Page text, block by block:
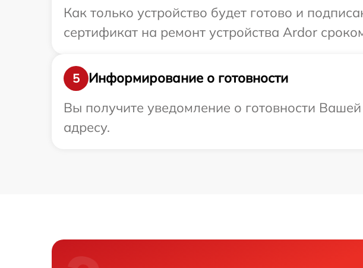
Как только устройство будет готово и
сертификат на ремонт устройства Ardor
5
Информирование о готовности
Вы получите уведомление о готовности
адресу.